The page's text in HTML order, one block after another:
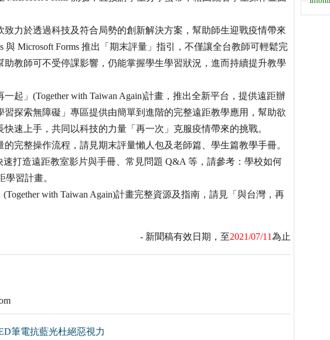
力於透過科技及符合局勢的創新解決方案，幫助師生迎戰疫情帶來
與 Microsoft Forms 推出「期末評量」指引，不僅讓全台教師可輕鬆完
助教師可不受停課影響，仍能掌握學生學習狀況，進而持續提升教學
起」(Together with Taiwan Again)計畫，推出全新平台，提供遠距辦
探索無障礙」專區提供由簡單到進階的完整遠距教學應用，幫助欲
速上手，共同以科技的力量「再一次」克服疫情帶來的挑戰。
的完整操作流程，請見期末評量懶人包及老師篇、學生篇教學手冊。
速打造遠距教室影片與手冊、常見問題 Q&A 等，請參考：學校如何
學習計畫。
with Taiwan Again)計畫完整資源及指南，請見「與台灣，再
- 新聞稿有效日期，至2021/07/11為止
筆電抗藍光杜絕惡視力